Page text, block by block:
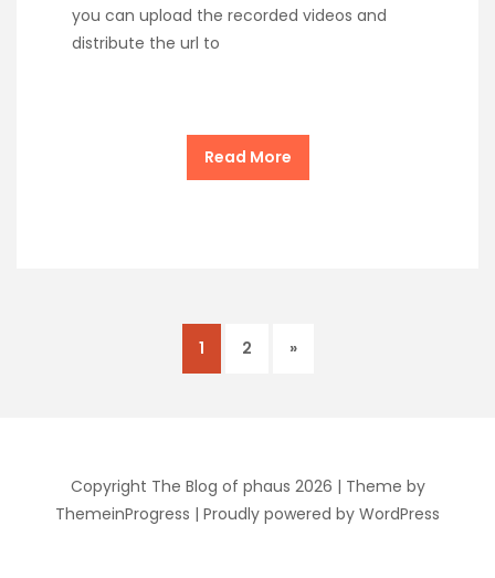
you can upload the recorded videos and
distribute the url to
Read More
1 2 »
Copyright The Blog of phaus 2026 | Theme by
ThemeinProgress | Proudly powered by WordPress